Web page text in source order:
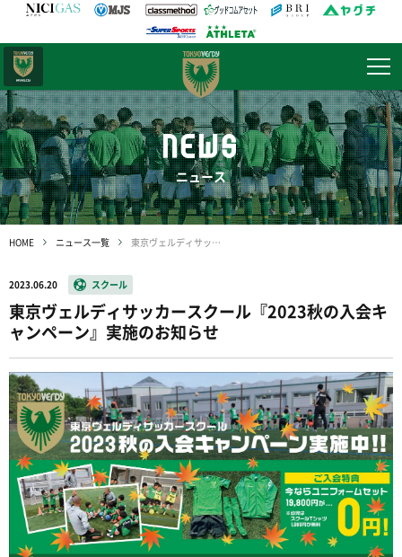
NEWS
ニュース
HOME ニュース一覧 東京ヴェルディサッカースクール『2023秋の入会キャンペーン』実施のお知らせ
2023.06.20 スクール
東京ヴェルディサッカースクール『2023秋の入会キ
ャンペーン』実施のお知らせ